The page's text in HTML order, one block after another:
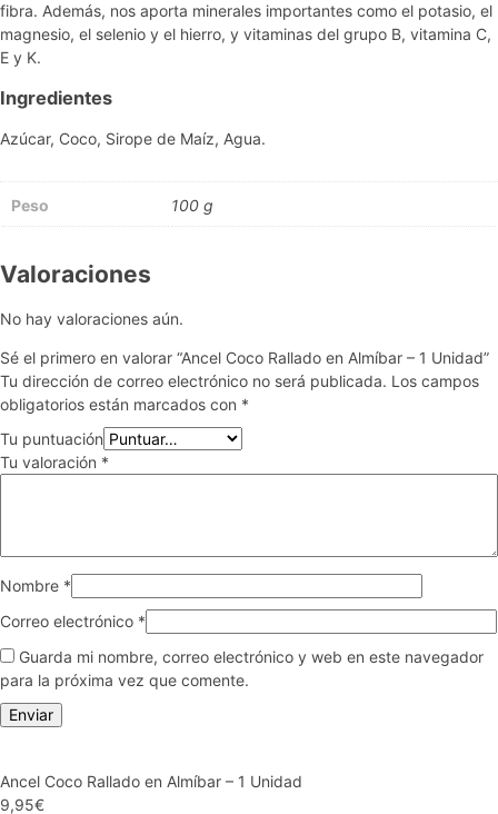
fibra. Además, nos aporta minerales importantes como el potasio, el
magnesio, el selenio y el hierro, y vitaminas del grupo B, vitamina C,
E y K.
Ingredientes
Azúcar, Coco, Sirope de Maíz, Agua.
Peso 100 g
Valoraciones
No hay valoraciones aún.
Sé el primero en valorar “Ancel Coco Rallado en Almíbar – 1 Unidad”
Tu dirección de correo electrónico no será publicada. Los campos
obligatorios están marcados con *
Tu puntuación
Tu valoración *
Nombre *
Correo electrónico *
Guarda mi nombre, correo electrónico y web en este navegador
para la próxima vez que comente.
Ancel Coco Rallado en Almíbar – 1 Unidad
9,95€